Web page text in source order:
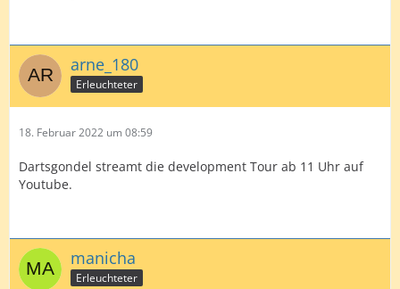
arne_180
Erleuchteter
18. Februar 2022 um 08:59
Dartsgondel streamt die development Tour ab 11 Uhr auf
Youtube.
manicha
Erleuchteter